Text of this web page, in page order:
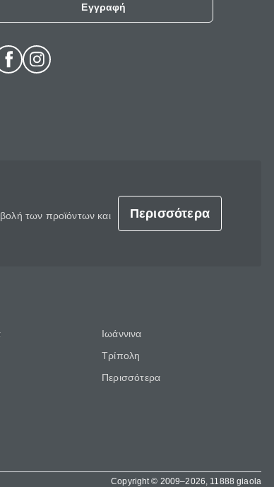
Εγγραφή
των προϊόντων και
Περισσότερα
Ιωάννινα
Τρίπολη
Περισσότερα
Copyright © 2009–2026, 11888 giaola